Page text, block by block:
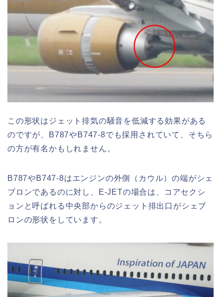
この形状はジェット排気の騒音を低減する効果がある
のですが、B787やB747-8でも採用されていて、そちら
の方が有名かもしれません。
B787やB747-8はエンジンの外側（カウル）の端がシェ
ブロンであるのに対し、E-JETの場合は、コアセクシ
ョンと呼ばれる中央部からのジェット排出口がシェブ
ロンの形状をしています。